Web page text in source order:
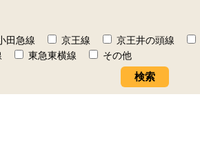
田急線 京王線 京王井の頭線
東急東横線 その他